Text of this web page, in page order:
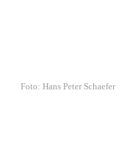
Foto: Hans Peter Schaefer